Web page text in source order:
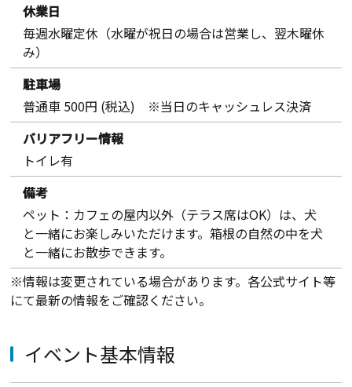
休業日
毎週水曜定休（水曜が祝日の場合は営業し、翌木曜休
み）
駐車場
普通車 500円 (税込) ※当日のキャッシュレス決済
バリアフリー情報
トイレ有
備考
ペット：カフェの屋内以外（テラス席はOK）は、犬
と一緒にお楽しみいただけます。箱根の自然の中を犬
と一緒にお散歩できます。
※情報は変更されている場合があります。各公式サイト等
にて最新の情報をご確認ください。
イベント基本情報